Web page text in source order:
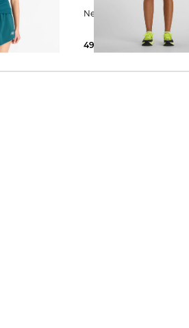
New Balance |
49,99 € 65,00 €